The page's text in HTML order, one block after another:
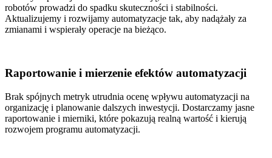
robotów prowadzi do spadku skuteczności i stabilności.
Aktualizujemy i rozwijamy automatyzacje tak, aby nadążały za
zmianami i wspierały operacje na bieżąco.
Raportowanie i mierzenie efektów automatyzacji
Brak spójnych metryk utrudnia ocenę wpływu automatyzacji na
organizację i planowanie dalszych inwestycji. Dostarczamy jasne
raportowanie i mierniki, które pokazują realną wartość i kierują
rozwojem programu automatyzacji.